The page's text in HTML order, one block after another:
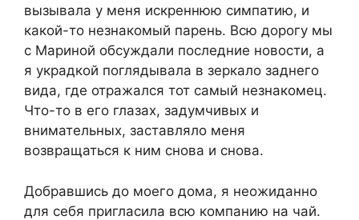
вызывала у меня искреннюю симпатию, и
какой-то незнакомый парень. Всю дорогу мы
с Мариной обсуждали последние новости, а
я украдкой поглядывала в зеркало заднего
вида, где отражался тот самый незнакомец.
Что-то в его глазах, задумчивых и
внимательных, заставляло меня
возвращаться к ним снова и снова.
Добравшись до моего дома, я неожиданно
для себя пригласила всю компанию на чай.